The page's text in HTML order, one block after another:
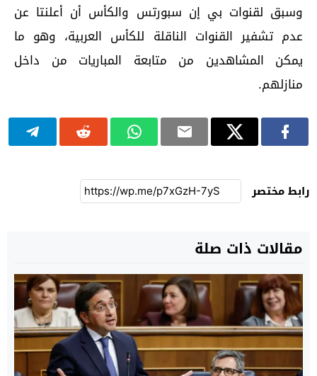
وسبق لقنوات بي إن سبورتس والكأس أن أعلنتا عن
عدم تشفير القنوات الناقلة للكأس العربية، وهو ما
يمكن المشاهدين من متابعة المباريات من داخل
منازلهم.
رابط مختصر
مقالات ذات صلة